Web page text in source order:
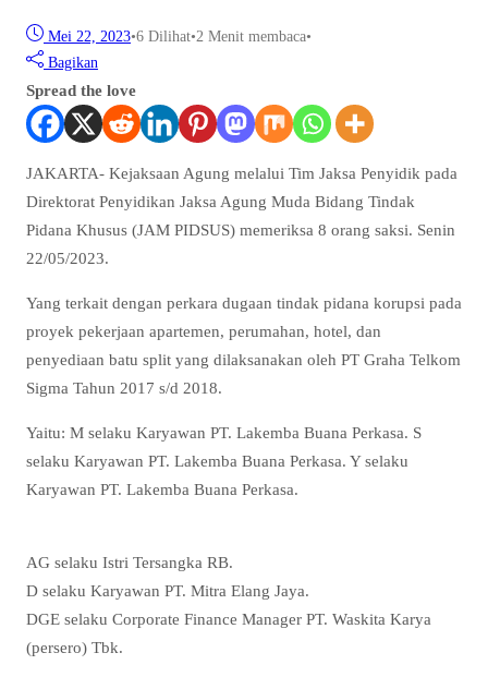
Mei 22, 2023•6 Dilihat•2 Menit membaca•
Bagikan
Spread the love
JAKARTA- Kejaksaan Agung melalui Tim Jaksa Penyidik pada
Direktorat Penyidikan Jaksa Agung Muda Bidang Tindak
Pidana Khusus (JAM PIDSUS) memeriksa 8 orang saksi. Senin
22/05/2023.
Yang terkait dengan perkara dugaan tindak pidana korupsi pada
proyek pekerjaan apartemen, perumahan, hotel, dan
penyediaan batu split yang dilaksanakan oleh PT Graha Telkom
Sigma Tahun 2017 s/d 2018.
Yaitu: M selaku Karyawan PT. Lakemba Buana Perkasa. S
selaku Karyawan PT. Lakemba Buana Perkasa. Y selaku
Karyawan PT. Lakemba Buana Perkasa.
AG selaku Istri Tersangka RB.
D selaku Karyawan PT. Mitra Elang Jaya.
DGE selaku Corporate Finance Manager PT. Waskita Karya
(persero) Tbk.